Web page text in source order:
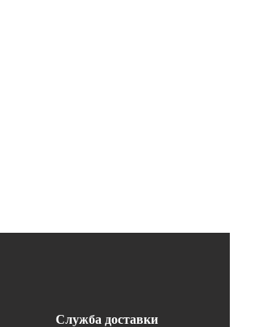
Служба доставки